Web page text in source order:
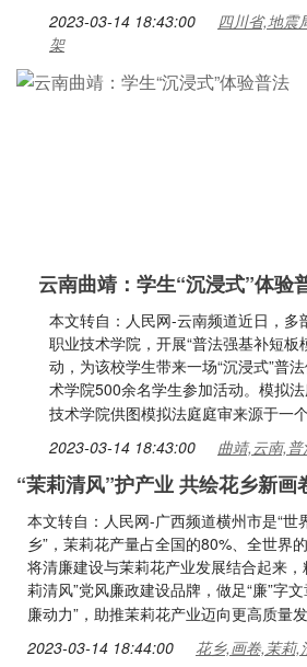
2023-03-14 18:43:00
四川省,地震
架
云南曲靖：学生“沉浸式”体验
本文转自：人民网-云南频道近日，多
职业技术学院，开展“普法强基补短板
动，为该校学生带来一场“沉浸式”普
术学院500余名学生参加活动。模拟
技术学院供图模拟法庭庭审来源于一
2023-03-14 18:43:00 曲靖,云南,
“茉莉清风”护产业 共绘花乡新画
本文转自：人民网-广西频道横州市是“世
乡”，茉莉花产量占全国的80%、全世界
将清廉建设与茉莉花产业发展结合起来
莉清风”党风廉政建设品牌，做足“廉”字
廉动力”，助推茉莉花产业迈向更高质量
2023-03-14 18:44:00 花乡,画卷,茉莉,